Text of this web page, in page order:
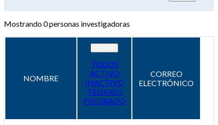
Mostrando0personas investigadoras
NOMBRE
TODOS
ACTIVO
INACTIVO
TESIARIO
PREGRADO
CORREO
ELECTRÓNICO